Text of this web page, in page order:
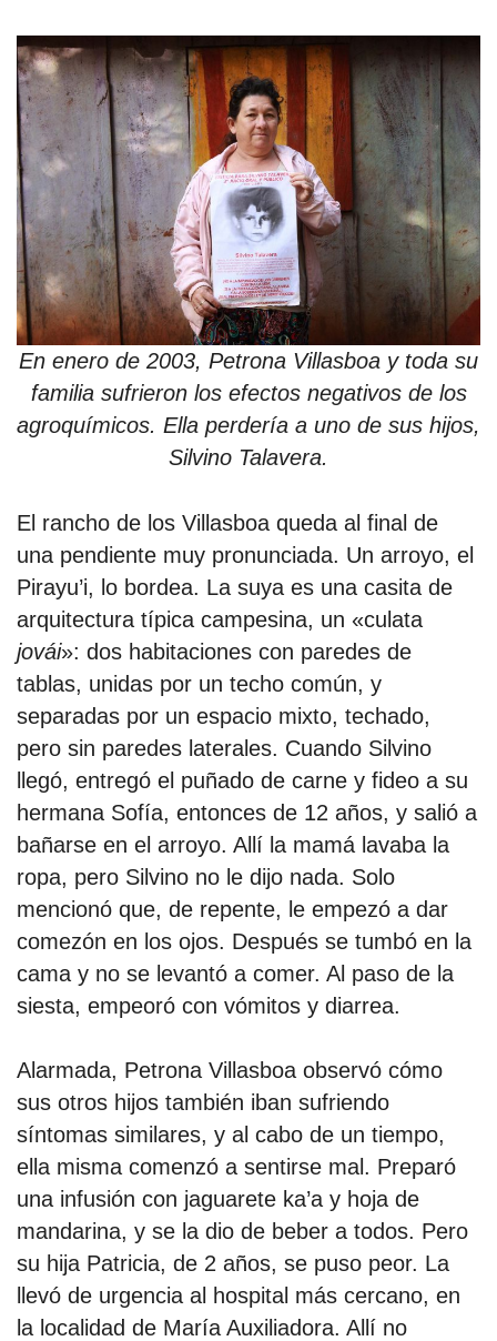
acerca
blog
contacto
En enero de 2003, Petrona Villasboa y toda su
familia sufrieron los efectos negativos de los
agroquímicos. Ella perdería a uno de sus hijos,
Silvino Talavera.
El rancho de los Villasboa queda al final de
una pendiente muy pronunciada. Un arroyo, el
Pirayu’i, lo bordea. La suya es una casita de
arquitectura típica campesina, un «culata
jovái»: dos habitaciones con paredes de
tablas, unidas por un techo común, y
separadas por un espacio mixto, techado,
pero sin paredes laterales. Cuando Silvino
llegó, entregó el puñado de carne y fideo a su
hermana Sofía, entonces de 12 años, y salió a
bañarse en el arroyo. Allí la mamá lavaba la
ropa, pero Silvino no le dijo nada. Solo
mencionó que, de repente, le empezó a dar
comezón en los ojos. Después se tumbó en la
cama y no se levantó a comer. Al paso de la
siesta, empeoró con vómitos y diarrea.
Alarmada, Petrona Villasboa observó cómo
sus otros hijos también iban sufriendo
síntomas similares, y al cabo de un tiempo,
ella misma comenzó a sentirse mal. Preparó
una infusión con jaguarete ka’a y hoja de
mandarina, y se la dio de beber a todos. Pero
su hija Patricia, de 2 años, se puso peor. La
llevó de urgencia al hospital más cercano, en
la localidad de María Auxiliadora. Allí no